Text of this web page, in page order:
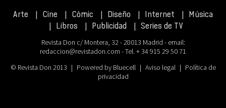
Arte Cine Cómic Diseño Internet
Música
Libros
Publicidad Series de TV
Revista Don c/ Montera, 32 - 28013 Madrid - email:
redaccion@revistadon.com - Tel. + 34 915 29 50 71
© Revista Don 2013 | Powered by Bluecell | Aviso legal | Política de
privacidad